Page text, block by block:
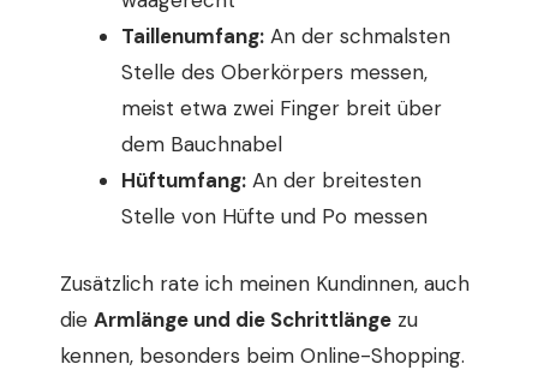
Taillenumfang: An der schmalsten
Stelle des Oberkörpers messen,
meist etwa zwei Finger breit über
dem Bauchnabel
Hüftumfang: An der breitesten
Stelle von Hüfte und Po messen
Zusätzlich rate ich meinen Kundinnen, auch
die Armlänge und die Schrittlänge zu
kennen, besonders beim Online-Shopping.